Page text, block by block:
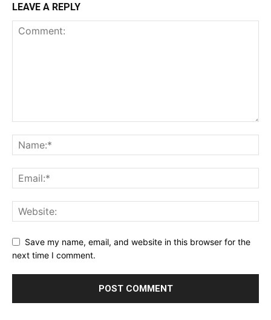
LEAVE A REPLY
Save my name, email, and website in this browser for the
next time I comment.